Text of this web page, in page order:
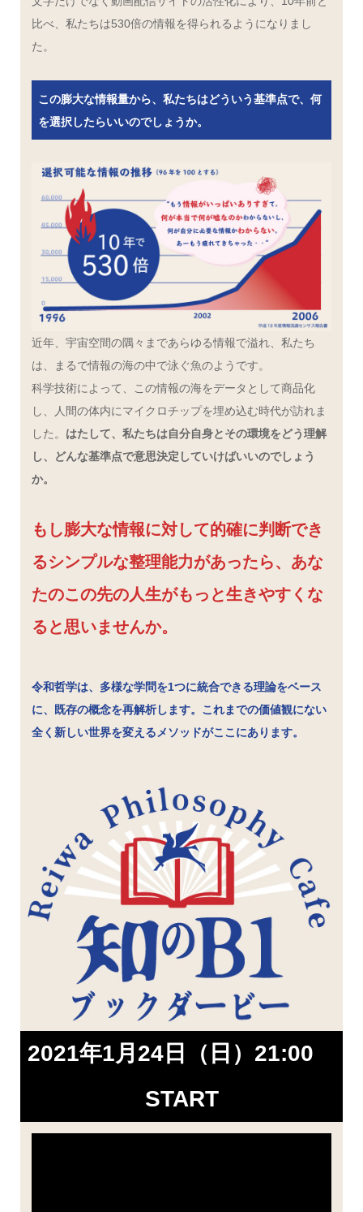
比べ、私たちは530倍の情報を得られるようになりまし
た。
この膨大な情報量から、私たちはどういう基準点で、何
を選択したらいいのでしょうか。
近年、宇宙空間の隅々まであらゆる情報で溢れ、私たち
は、まるで情報の海の中で泳ぐ魚のようです。
科学技術によって、この情報の海をデータとして商品化
し、人間の体内にマイクロチップを埋め込む時代が訪れま
した。 はたして、私たちは自分自身とその環境をどう理解
し、どんな基準点で意思決定していけばいいのでしょう
か。
もし膨大な情報に対して的確に判断でき
るシンプルな整理能力があったら、あな
たのこの先の人生がもっと生きやすくな
ると思いませんか。
令和哲学は、多様な学問を1つに統合できる理論をベース
に、既存の概念を再解析します。これまでの価値観にない
全く新しい世界を変えるメソッドがここにあります。
2021年1月24日（日）21:00
START